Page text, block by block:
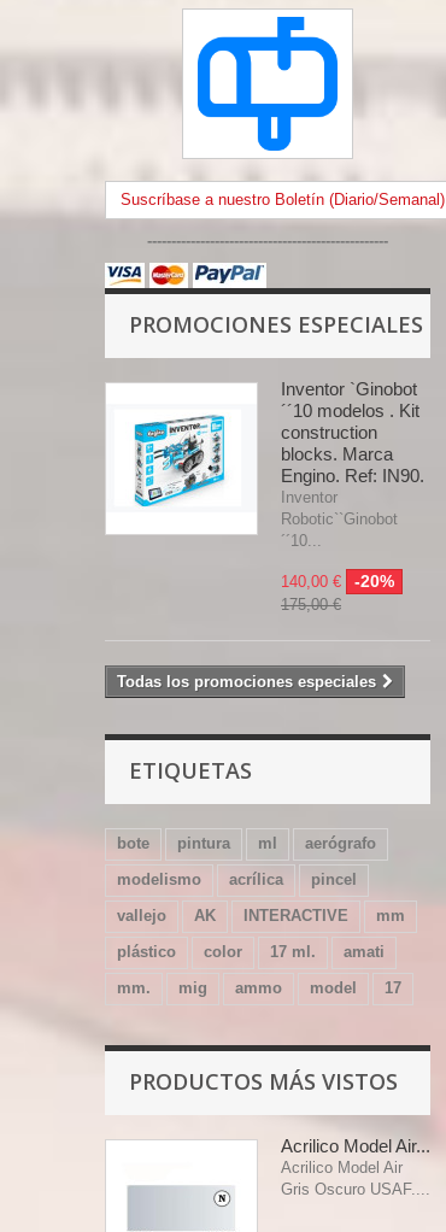
Suscríbase a nuestro Boletín (Diario/Semanal)
--------------------------------------------------
PROMOCIONES ESPECIALES
Inventor `Ginobot
´´10 modelos . Kit
construction
blocks. Marca
Engino. Ref: IN90.
Inventor
Robotic``Ginobot
´´10...
140,00 € -20%
175,00 €
Todas los promociones especiales
ETIQUETAS
bote pintura ml
aerógrafo
modelismo
acrílica
pincel
vallejo
AK INTERACTIVE
mm
plástico
color 17 ml.
amati
mm.
mig ammo model 17
PRODUCTOS MÁS VISTOS
Acrilico Model Air...
Acrilico Model Air
Gris Oscuro USAF....